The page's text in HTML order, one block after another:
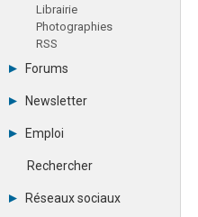
Librairie
Photographies
RSS
Forums
Tous les forums
Se connecter
Messages privés
Contacter un modérateur
Newsletter
Archives
Abonnement
Emploi
Consulter les annonces
Observatoire de l'emploi
Rechercher
Réseaux sociaux